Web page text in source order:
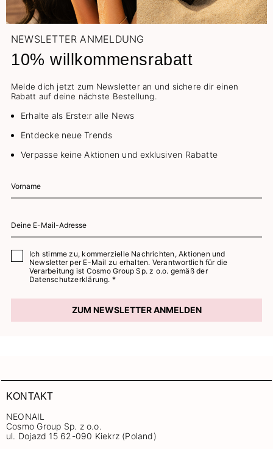
NEWSLETTER ANMELDUNG
10% willkommensrabatt
Melde dich jetzt zum Newsletter an und sichere dir einen
Rabatt auf deine nächste Bestellung.
Erhalte als Erste:r alle News
Entdecke neue Trends
Verpasse keine Aktionen und exklusiven Rabatte
Ich stimme zu, kommerzielle Nachrichten, Aktionen und
Newsletter per E-Mail zu erhalten. Verantwortlich für die
Verarbeitung ist Cosmo Group Sp. z o.o. gemäß der
Datenschutzerklärung. *
ZUM NEWSLETTER ANMELDEN
KONTAKT
NEONAIL
Cosmo Group Sp. z o.o.
ul. Dojazd 15 62-090 Kiekrz (Poland)